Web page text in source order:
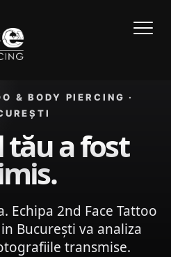
& BODY PIERCING ·
tău a fost
Echipa 2nd Face Tattoo
București va analiza
transmise.